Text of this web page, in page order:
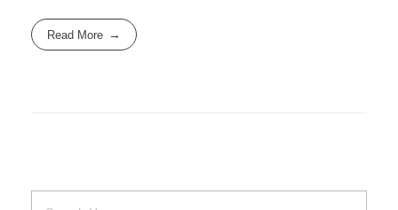
Read More